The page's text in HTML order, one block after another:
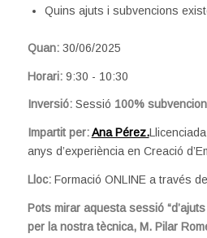
Quins ajuts i subvencions
Quan: 30/06/2025
Horari:9:30 - 10:30
Inversió: Sessió 100%
Impartit per:Ana Pérez.
anys d’experiència en Creació
Lloc:Formació ONLINE a través
Pots mirar aquesta sessió
per la nostra tècnica, M. Pilar